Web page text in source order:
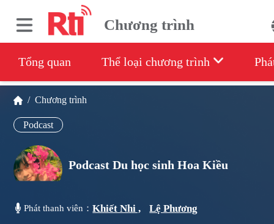
Chương trình
Tổng quan Thể loại chương trình
/Chương trình
Podcast
Podcast Du học sinh Hoa Kiều
Phát thanh viên：Khiết Nhi , Lệ Phương